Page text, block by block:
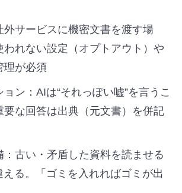
外サービスに機密文書を渡す場
われない設定（オプトアウト）や
理が必須
ン：AIは“それっぽい嘘”を言うこ
要な回答は出典（元文書）を併記
：古い・矛盾した資料を読ませる
える。「ゴミを入れればゴミが出